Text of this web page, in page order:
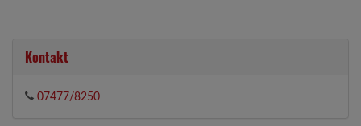
Kontakt
07477/8250